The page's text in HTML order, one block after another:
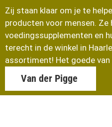
Zij staan klaar om je te
producten voor mensen. Ze
voedingssupplementen en
terecht in de winkel in
assortiment! Het goede
Van der Pigge